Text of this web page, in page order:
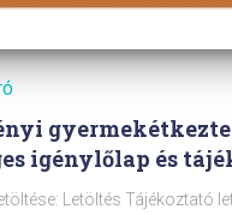
igénylőlap és
Letöltés Tájékoztató